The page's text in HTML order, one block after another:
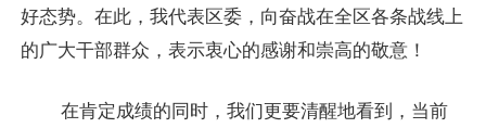
好态势。在此，我代表区委，向奋战在全区各条战线上
的广大干部群众，表示衷心的感谢和崇高的敬意！
在肯定成绩的同时，我们更要清醒地看到，当前